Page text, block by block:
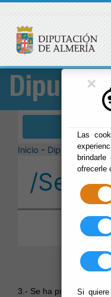
×
Las
ofrecerle
Si
Inicio - Diputación -
/
3.- Se ha producido un